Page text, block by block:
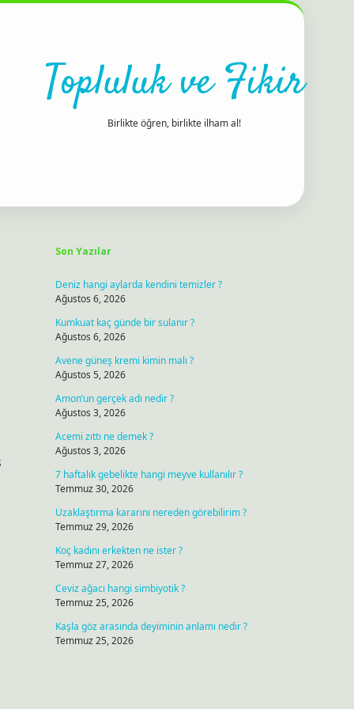
Topluluk ve Fikir
Birlikte öğren, birlikte ilham al!
Son Yazılar
Deniz hangi aylarda kendini temizler ?
Ağustos 6, 2026
Kumkuat kaç günde bir sulanır ?
Ağustos 6, 2026
Avene güneş kremi kimin malı ?
Ağustos 5, 2026
Amon’un gerçek adı nedir ?
Ağustos 3, 2026
Acemi zıttı ne demek ?
Ağustos 3, 2026
7 haftalık gebelikte hangi meyve kullanılır ?
Temmuz 30, 2026
Uzaklaştırma kararını nereden görebilirim ?
Temmuz 29, 2026
Koç kadını erkekten ne ister ?
Temmuz 27, 2026
Ceviz ağacı hangi simbiyotik ?
Temmuz 25, 2026
Kaşla göz arasında deyiminin anlamı nedir ?
Temmuz 25, 2026